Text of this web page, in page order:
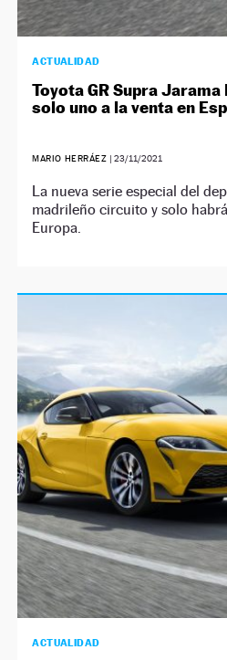
ACTUALIDAD
Toyota GR Supra
solo uno a la venta en
MARIO HERRÁEZ | 23/11/2021
La nueva serie especial del
madrileño circuito y solo
Europa.
ACTUALIDAD